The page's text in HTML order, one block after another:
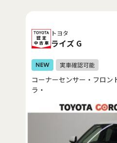
トヨタ
ライズ G
コーナーセンサー・フロン
ラ・